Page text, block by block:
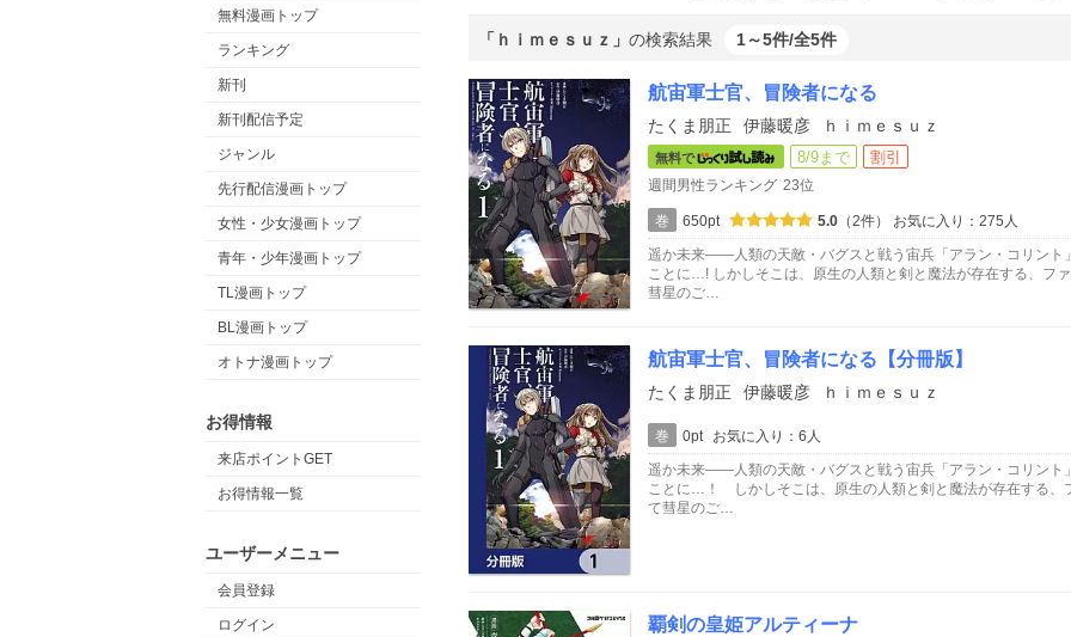
無料漫画トップ
ランキング
新刊
新刊配信予定
ジャンル
先行配信漫画トップ
女性・少女漫画トップ
青年・少年漫画トップ
TL漫画トップ
BL漫画トップ
オトナ漫画トップ
お得情報
来店ポイントGET
お得情報一覧
ユーザーメニュー
会員登録
ログイン
「ｈｉｍｅｓｕｚ」 の検索結果 1～5件/全5件
航宙軍士官、冒険者になる
たくま朋正 伊藤暖彦 ｈｉｍｅｓｕｚ
無料で 8/9まで 割引
週間男性ランキング 23位
巻 650pt 5.0 （2件）
お気に入り：275人
遥か未来――人類の天敵・バグスと戦う宙兵「アラン・コリント
ことに…! しかしそこは、原生の人類と剣と魔法が存在する、フ
彗星のご…
航宙軍士官、冒険者になる【分冊版】
たくま朋正 伊藤暖彦 ｈｉｍｅｓｕｚ
巻 0pt
お気に入り：6人
遥か未来――人類の天敵・バグスと戦う宙兵「アラン・コリント
ことに…！ しかしそこは、原生の人類と剣と魔法が存在する、
て彗星のご…
覇剣の皇姫アルティーナ